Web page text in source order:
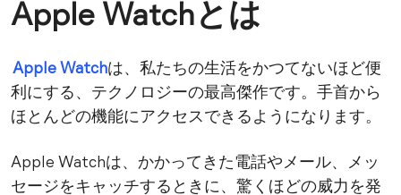
Apple Watchとは
Apple Watchは、私たちの生活をかつてないほど便
利にする、テクノロジーの最高傑作です。手首から
ほとんどの機能にアクセスできるようになります。
Apple Watchは、かかってきた電話やメール、メッ
セージをキャッチするときに、驚くほどの威力を発